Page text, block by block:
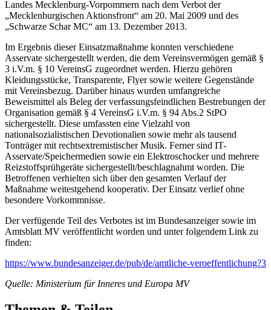
Landes Mecklenburg-Vorpommern nach dem Verbot der
„Mecklenburgischen Aktionsfront“ am 20. Mai 2009 und des
„Schwarze Schar MC“ am 13. Dezember 2013.
Im Ergebnis dieser Einsatzmaßnahme konnten verschiedene
Asservate sichergestellt werden, die dem Vereinsvermögen gemäß §
3 i.V.m. § 10 VereinsG zugeordnet werden. Hierzu gehören
Kleidungsstücke, Transparente, Flyer sowie weitere Gegenstände
mit Vereinsbezug. Darüber hinaus wurden umfangreiche
Beweismittel als Beleg der verfassungsfeindlichen Bestrebungen der
Organisation gemäß § 4 VereinsG i.V.m. § 94 Abs.2 StPO
sichergestellt. Diese umfassten eine Vielzahl von
nationalsozialistischen Devotionalien sowie mehr als tausend
Tonträger mit rechtsextremistischer Musik. Ferner sind IT-
Asservate/Speichermedien sowie ein Elektroschocker und mehrere
Reizstoffsprühgeräte sichergestellt/beschlagnahmt worden. Die
Betroffenen verhielten sich über den gesamten Verlauf der
Maßnahme weitestgehend kooperativ. Der Einsatz verlief ohne
besondere Vorkommnisse.
Der verfügende Teil des Verbotes ist im Bundesanzeiger sowie im
Amtsblatt MV veröffentlicht worden und unter folgendem Link zu
finden:
https://www.bundesanzeiger.de/pub/de/amtliche-veroeffentlichung?3
Quelle: Ministerium für Inneres und Europa MV